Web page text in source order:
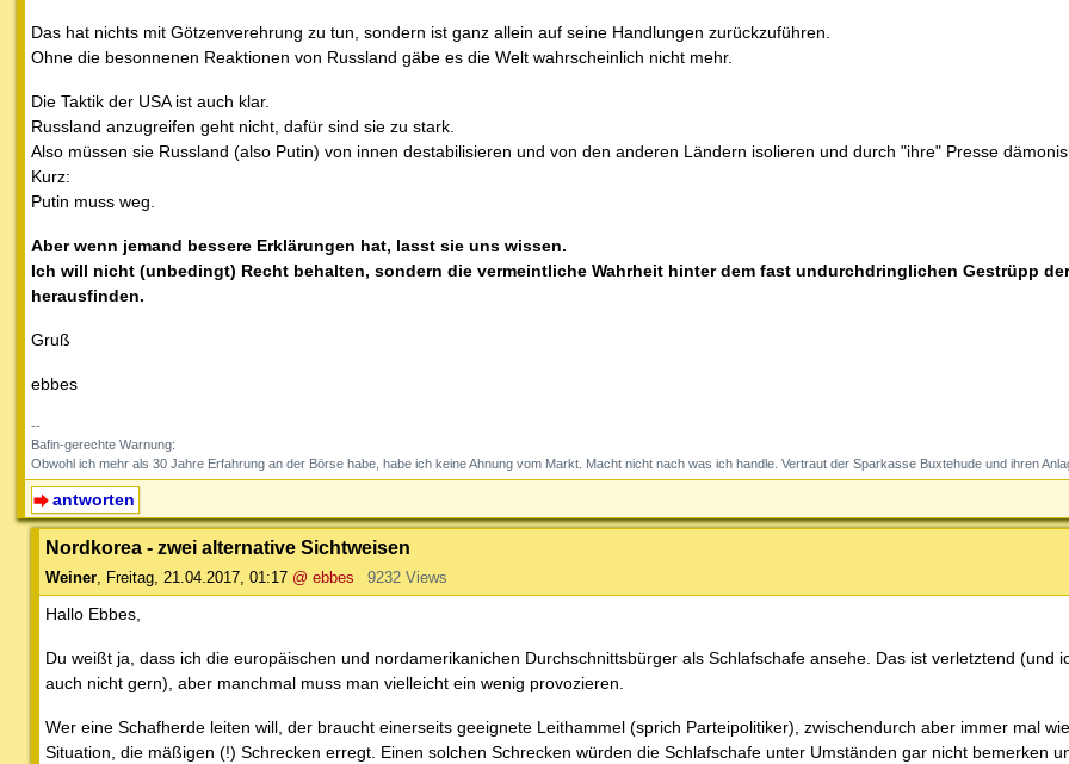
Das hat nichts mit Götzenverehrung zu tun, sondern ist ganz allein auf seine Handlungen zurückzuführen.
Ohne die besonnenen Reaktionen von Russland gäbe es die Welt wahrscheinlich nicht mehr.
Die Taktik der USA ist auch klar.
Russland anzugreifen geht nicht, dafür sind sie zu stark.
Also müssen sie Russland (also Putin) von innen destabilisieren und von den anderen Ländern isolieren und durch "ihre" Presse
Kurz:
Putin muss weg.
Aber wenn jemand bessere Erklärungen hat, lasst sie uns wissen.
Ich will nicht (unbedingt) Recht behalten, sondern die vermeintliche Wahrheit hinter dem fast undurchdringlichen Gestrüpp
herausfinden.
Gruß
ebbes
--
Bafin-gerechte Warnung:
Obwohl ich mehr als 30 Jahre Erfahrung an der Börse habe, habe ich keine Ahnung vom Markt. Macht nicht nach was ich handle. Vertraut der Sparkasse Buxtehude und ihren
antworten
Nordkorea - zwei alternative Sichtweisen
Weiner, Freitag, 21.04.2017, 01:17 @ ebbes 9232 Views
Hallo Ebbes,
Du weißt ja, dass ich die europäischen und nordamerikanichen Durchschnittsbürger als Schlafschafe ansehe. Das ist verletztend (und
auch nicht gern), aber manchmal muss man vielleicht ein wenig provozieren.
Wer eine Schafherde leiten will, der braucht einerseits geeignete Leithammel (sprich Parteipolitiker), zwischendurch aber immer mal
Situation, die mäßigen (!) Schrecken erregt. Einen solchen Schrecken würden die Schlafschafe unter Umständen gar nicht bemerken